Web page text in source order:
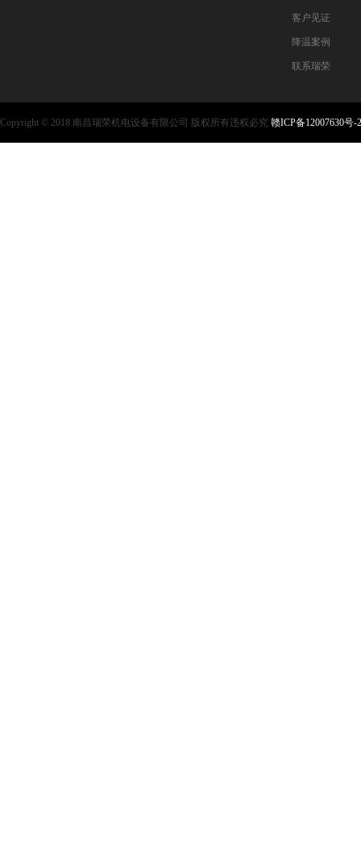
客户见证
降温案例
联系瑞荣
Copyright © 2018 南昌瑞荣机电设备有限公司 版权所有违权必究 赣ICP备12007630号-2